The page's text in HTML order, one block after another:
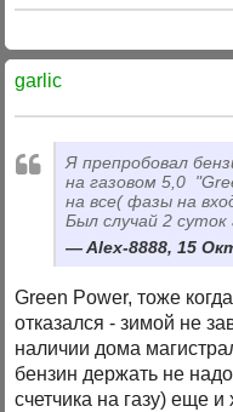
garlic
Я препробовал
на газовом 5,0
на все( фазы на
Был случай 2 суток
Alex-8888, 15
Green Power, тоже
отказался - зимой не
наличии дома
бензин держать не
счетчика на газу) еще